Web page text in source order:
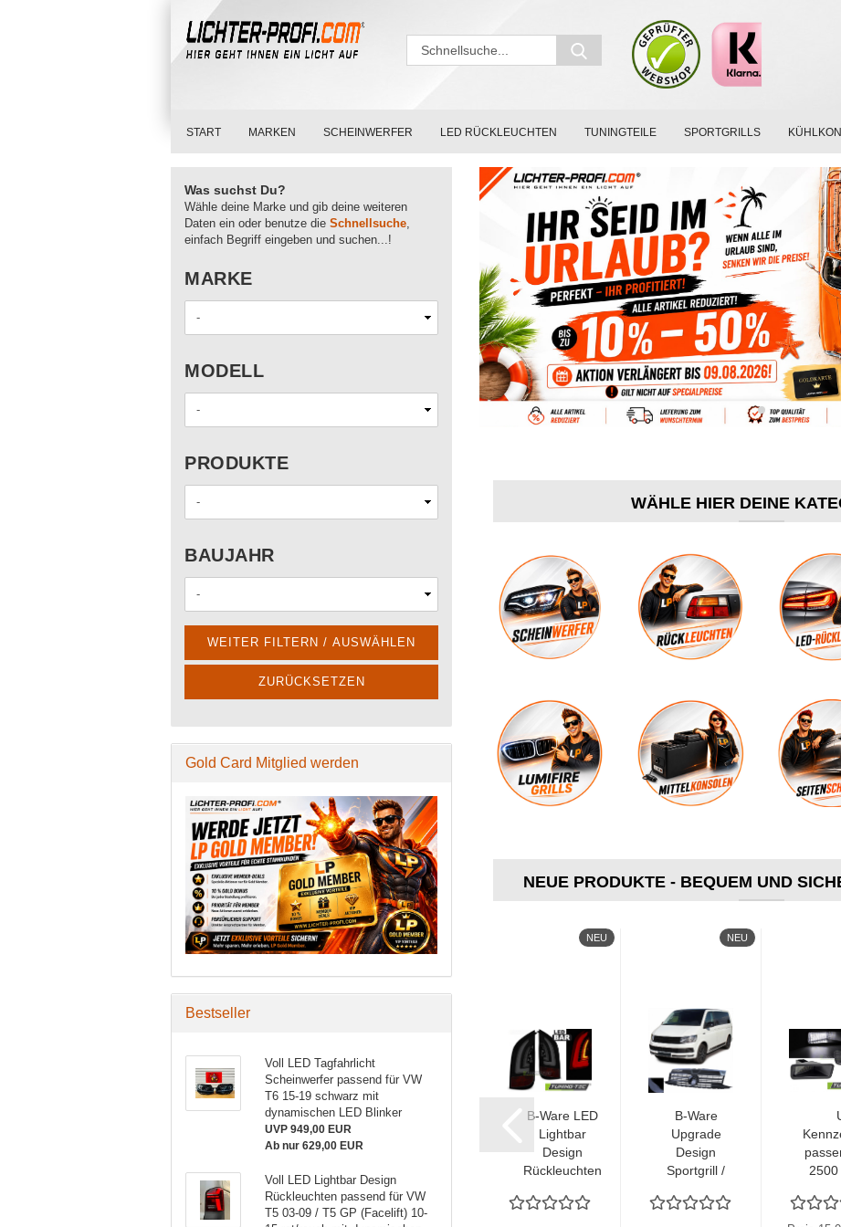
Schnellsuche...
START MARKEN SCHEINWERFER LED RÜCKLEUCHTEN TUNINGTEILE SPORTGRILLS
WÄHLE HIER DEINE
NEUE PRODUKTE - BEQUEM UND
NEU
Voll LED
Upgrade
Design
Rückleuchte
passend für
YAMAHA
Voll LED
passend für
YAMAHA YZF-
NEU
B-Ware LED
Lightbar
Design
Rückleuchten
VW UP! und
NEU
B-Ware
Upgrade
Design
Sportgrill /
passend für
2500
Was suchst Du?
Wähle deine Marke und gib deine weiteren
Daten ein oder benutze die Schnellsuche,
einfach Begriff eingeben und suchen...!
MARKE
MARKE
MODELL
MODELL
PRODUKTE
PRODUKTE
BAUJAHR
BAUJAHR
WEITER FILTERN / AUSWÄHLEN
ZURÜCKSETZEN
Gold Card Mitglied werden
Bestseller
Voll LED Tagfahrlicht
Scheinwerfer passend für VW
T6 15-19 schwarz mit
dynamischen LED Blinker
UVP 949,00 EUR
Ab nur 629,00 EUR
Voll LED Lightbar Design
Rückleuchten passend für VW
T5 03-09 / T5 GP (Facelift) 10-